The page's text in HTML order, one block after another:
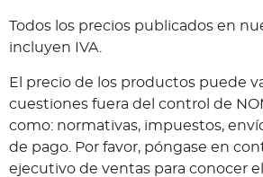
Todos los precios publicados en
incluyen IVA.
El precio de los productos puede
cuestiones fuera del control de
como: normativas, impuestos,
de pago. Por favor, póngase en
ejecutivo de ventas para conocer el